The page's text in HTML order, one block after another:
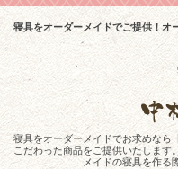
寝具をオーダーメイドでご提供！オ
寝具をオーダーメイドでお求めなら
こだわった商品をご提供いたします
メイドの寝具を作る